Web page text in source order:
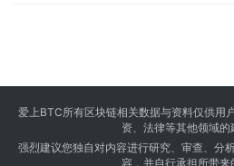
爱上BTC所有区块链相关数据与资料仅供用
资、法律等其他领域的
强烈建议您独自对内容进行研究、审查、分
容，并自行承担所带来